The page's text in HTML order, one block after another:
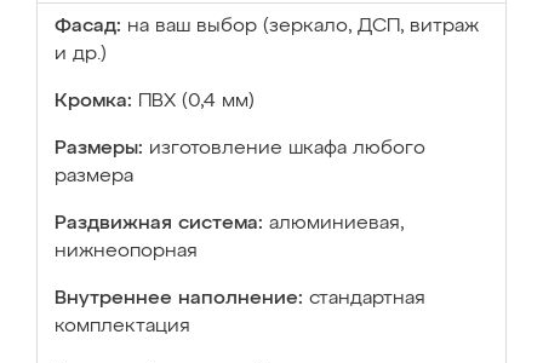
Фасад: на ваш выбор (зеркало, ДСП, витраж
и др.)
Кромка: ПВХ (0,4 мм)
Размеры: изготовление шкафа любого
размера
Раздвижная система: алюминиевая,
нижнеопорная
Внутреннее наполнение: стандартная
комплектация